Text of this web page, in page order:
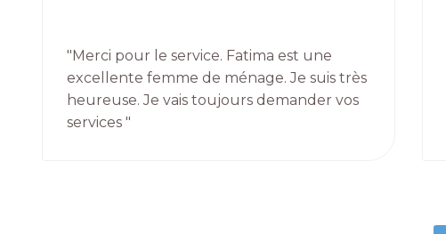
"Merci pour le service. Fatima est une
excellente femme de ménage. Je suis très
heureuse. Je vais toujours demander vos
services "